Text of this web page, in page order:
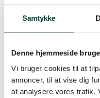
Samtykke
Denne hjemmeside
Vi bruger cookies til at
annoncer, til at vise dig
at analysere vores trafik.
DrikPortvin.dk ApS
Thorsbrovej 22C
2640 Hedehusene
+45 228 228 00
info@drikportvin.dk